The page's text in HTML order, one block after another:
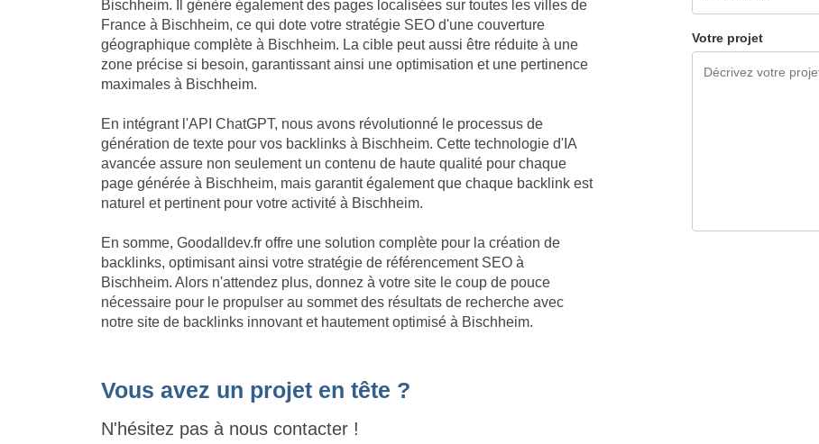
Bischheim. Il génère également des pages localisées sur toutes les villes de
France à Bischheim, ce qui dote votre stratégie SEO d'une couverture
géographique complète à Bischheim. La cible peut aussi être réduite à une
zone précise si besoin, garantissant ainsi une optimisation et une pertinence
maximales à Bischheim.
En intégrant l'API ChatGPT, nous avons révolutionné le processus de
génération de texte pour vos backlinks à Bischheim. Cette technologie d'IA
avancée assure non seulement un contenu de haute qualité pour chaque
page générée à Bischheim, mais garantit également que chaque backlink est
naturel et pertinent pour votre activité à Bischheim.
En somme, Goodalldev.fr offre une solution complète pour la création de
backlinks, optimisant ainsi votre stratégie de référencement SEO à
Bischheim. Alors n'attendez plus, donnez à votre site le coup de pouce
nécessaire pour le propulser au sommet des résultats de recherche avec
notre site de backlinks innovant et hautement optimisé à Bischheim.
Vous avez un projet en tête ?
N'hésitez pas à nous contacter !
Votre projet